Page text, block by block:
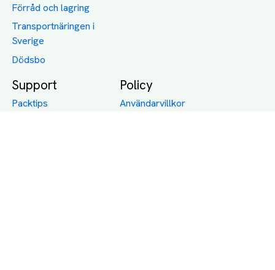
Förråd och lagring
Transportnäringen i
Sverige
Dödsbo
Support
Packtips
Policy
Användarvillkor